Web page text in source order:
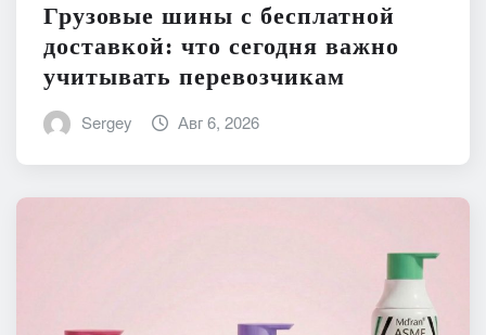
Грузовые шины с бесплатной
доставкой: что сегодня важно
учитывать перевозчикам
Sergey Авг 6, 2026